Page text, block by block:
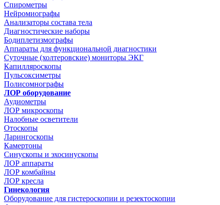
Спирометры
Нейромиографы
Анализаторы состава тела
Диагностические наборы
Бодиплетизмографы
Аппараты для функциональной диагностики
Суточные (холтеровские) мониторы ЭКГ
Капилляроскопы
Пульсоксиметры
Полисомнографы
ЛОР оборудование
Аудиометры
ЛОР микроскопы
Налобные осветители
Отоскопы
Ларингоскопы
Камертоны
Синускопы и эхосинускопы
ЛОР аппараты
ЛОР комбайны
ЛОР кресла
Гинекология
Оборудование для гистероскопии и резектоскопии